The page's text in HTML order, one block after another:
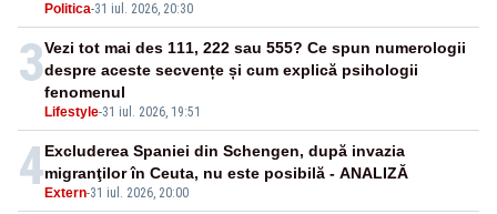
Politica-31 iul. 2026, 20:30
3
Lifestyle-31 iul. 2026, 19:51
Vezi tot mai des 111, 222 sau 555? Ce spun numerologii
despre aceste secvențe și cum explică psihologii
fenomenul
4 Extern-31 iul. 2026, 20:00
Excluderea Spaniei din Schengen, după invazia
migranţilor în Ceuta, nu este posibilă - ANALIZĂ